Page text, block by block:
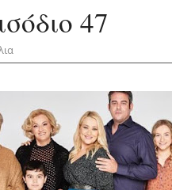
47